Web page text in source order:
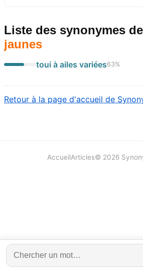
Liste des synonymes de
jaunes
toui à ailes variées63%
Retour à la page d'accueil de
AccueilArticles© 2026